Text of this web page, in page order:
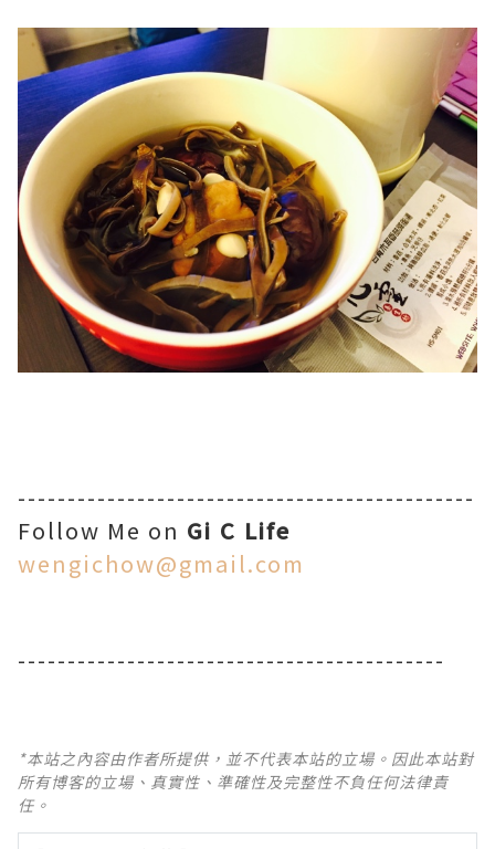
----------------------------------------------
Follow Me on Gi C Life
wengichow@gmail.com
-------------------------------------------
*本站之內容由作者所提供，並不代表本站的立場。因此本站對
所有博客的立場、真實性、準確性及完整性不負任何法律責
任。